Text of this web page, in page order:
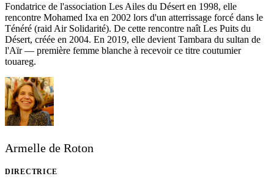
Fondatrice de l'association Les Ailes du Désert en 1998, elle
rencontre Mohamed Ixa en 2002 lors d'un atterrissage forcé dans le
Ténéré (raid Air Solidarité). De cette rencontre naît Les Puits du
Désert, créée en 2004. En 2019, elle devient Tambara du sultan de
l'Aïr — première femme blanche à recevoir ce titre coutumier
touareg.
Armelle de Roton
DIRECTRICE